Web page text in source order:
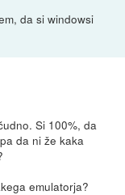
da si windowsi
Si 100%, da
da ni že kaka
emulatorja?